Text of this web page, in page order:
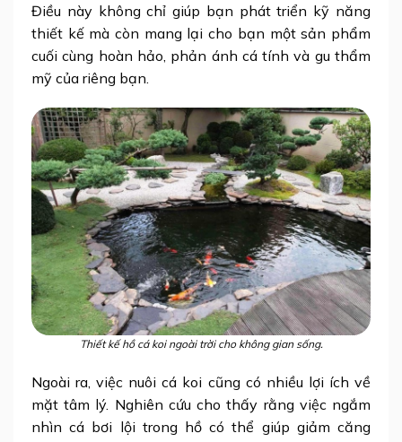
Điều này không chỉ giúp bạn phát triển kỹ năng
thiết kế mà còn mang lại cho bạn một sản phẩm
cuối cùng hoàn hảo, phản ánh cá tính và gu thẩm
mỹ của riêng bạn.
Thiết kế hồ cá koi ngoài trời cho không gian sống.
Ngoài ra, việc nuôi cá koi cũng có nhiều lợi ích về
mặt tâm lý. Nghiên cứu cho thấy rằng việc ngắm
nhìn cá bơi lội trong hồ có thể giúp giảm căng